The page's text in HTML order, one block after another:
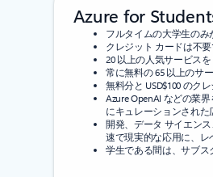
Azure for
フルタイムの大学生のみ
クレジット カードは不
20 以上の人気サービス
常に無料の 65 以上のサ
無料分と USD$100 のク
Azure OpenAI などの業
にキュレーションされ
開発、データ サイエン
速で現実的な応用に、
学生である間は、サブス